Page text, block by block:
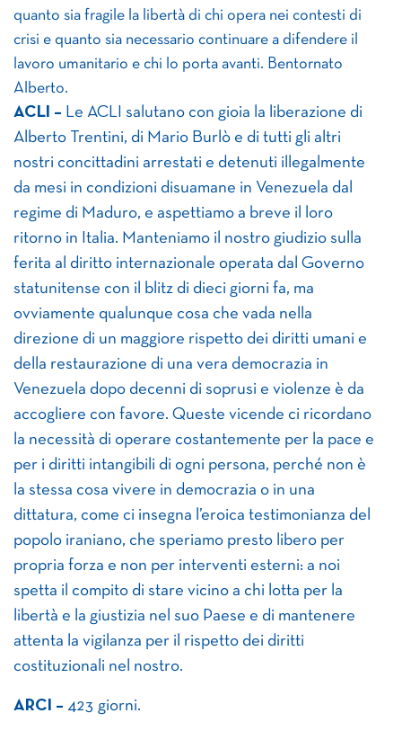
quanto sia fragile la libertà di chi opera nei contesti di
crisi e quanto sia necessario continuare a difendere il
lavoro umanitario e chi lo porta avanti. Bentornato
Alberto.
ACLI – Le ACLI salutano con gioia la liberazione di
Alberto Trentini, di Mario Burlò e di tutti gli altri
nostri concittadini arrestati e detenuti illegalmente
da mesi in condizioni disuamane in Venezuela dal
regime di Maduro, e aspettiamo a breve il loro
ritorno in Italia. Manteniamo il nostro giudizio sulla
ferita al diritto internazionale operata dal Governo
statunitense con il blitz di dieci giorni fa, ma
ovviamente qualunque cosa che vada nella
direzione di un maggiore rispetto dei diritti umani e
della restaurazione di una vera democrazia in
Venezuela dopo decenni di soprusi e violenze è da
accogliere con favore. Queste vicende ci ricordano
la necessità di operare costantemente per la pace e
per i diritti intangibili di ogni persona, perché non è
la stessa cosa vivere in democrazia o in una
dittatura, come ci insegna l’eroica testimonianza del
popolo iraniano, che speriamo presto libero per
propria forza e non per interventi esterni: a noi
spetta il compito di stare vicino a chi lotta per la
libertà e la giustizia nel suo Paese e di mantenere
attenta la vigilanza per il rispetto dei diritti
costituzionali nel nostro.
ARCI – 423 giorni.